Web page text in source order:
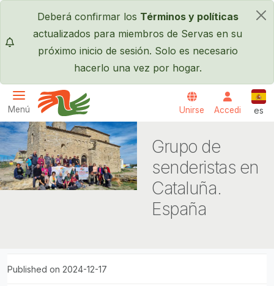
Pasar al contenido principal
×
Deberá confirmar los Términos y políticas
actualizados para miembros de Servas en su
próximo inicio de sesión. Solo es necesario
hacerlo una vez por hogar.
Menú
Servas International
Unirse Accedi es
Grupo de
senderistas en
Cataluña.
España
Published on 2024-12-17